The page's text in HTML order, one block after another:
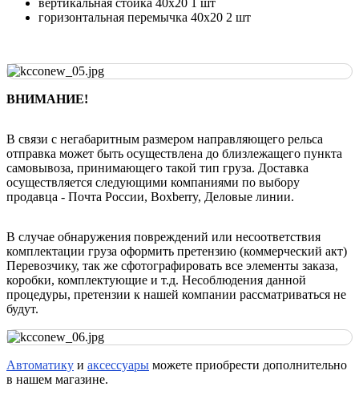
горизонтальная перемычка 40х20 2 шт
ВНИМАНИЕ!
В связи с негабаритным размером направляющего рельса
отправка может быть осуществлена до близлежащего пункта
самовывоза, принимающего такой тип груза. Доставка
осуществляется следующими компаниями по выбору
продавца - Почта России, Boxberry, Деловые линии.
В случае обнаружения повреждений или несоответствия
комплектации груза оформить претензию (коммерческий акт)
Перевозчику, так же сфотографировать все элементы заказа,
коробки, комплектующие и т.д. Несоблюдения данной
процедуры, претензии к нашей компании рассматриваться не
будут.
Автоматику и аксессуары можете приобрести дополнительно
в нашем магазине.